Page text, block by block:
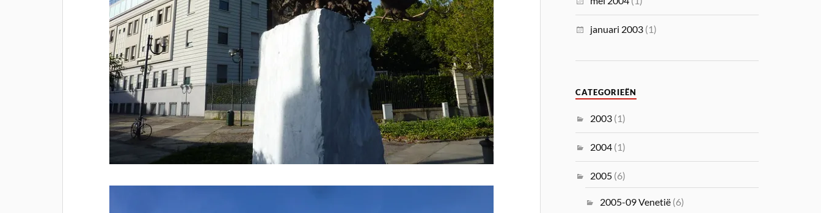
januari 2003 (1)
CATEGORIEËN
2003 (1)
2004 (1)
2005 (6)
2005-09 Venetië (6)